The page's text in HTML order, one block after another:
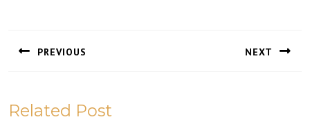
entradas
PREVIOUS NEXT
Related Post